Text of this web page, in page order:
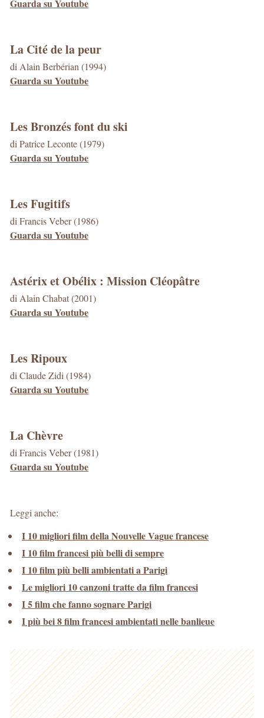
Guarda su Youtube
La Cité de la peur
di Alain Berbérian (1994)
Guarda su Youtube
Les Bronzés font du ski
di Patrice Leconte (1979)
Guarda su Youtube
Les Fugitifs
di Francis Veber (1986)
Guarda su Youtube
Astérix et Obélix : Mission Cléopâtre
di Alain Chabat (2001)
Guarda su Youtube
Les Ripoux
di Claude Zidi (1984)
Guarda su Youtube
La Chèvre
di Francis Veber (1981)
Guarda su Youtube
Leggi anche:
I 10 migliori film della Nouvelle Vague francese
I 10 film francesi più belli di sempre
I 10 film più belli ambientati a Parigi
Le migliori 10 canzoni tratte da film francesi
I 5 film che fanno sognare Parigi
I più bei 8 film francesi ambientati nelle banlieue